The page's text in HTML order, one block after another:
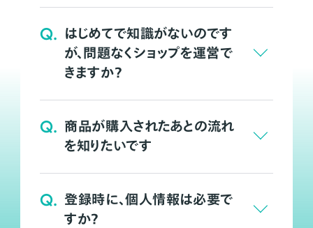
Q. はじめてで知識がないのです
が、問題なくショップを運営で
きますか？
Q. 商品が購入されたあとの流れ
を知りたいです
Q. 登録時に、個人情報は必要で
すか？